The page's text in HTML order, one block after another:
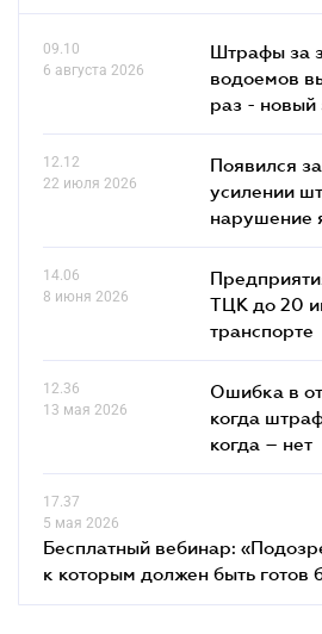
09.10
6 августа 2026
Штрафы за
водоемов
раз - новый
12.12
22 июля 2026
Появился
усилении
нарушение
14.06
8 июня 2026
ТЦК до 20
транспорте
12.36
13 мая 2026
Ошибка в
когда
когда – нет
17.37
5 мая 2026
Бесплатный вебинар:
к которым должен быть готов